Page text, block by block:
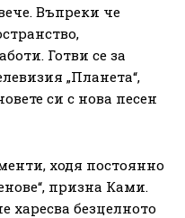
Въпреки че
Готви се за
„Планета“,
си с нова песен
ходя постоянно
призна Ками.
харесва безцелното